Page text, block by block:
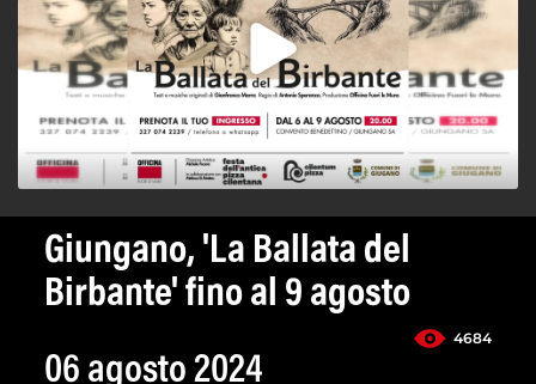
Giungano, 'La Ballata del
Birbante' fino al 9 agosto
4684
06 agosto 2024